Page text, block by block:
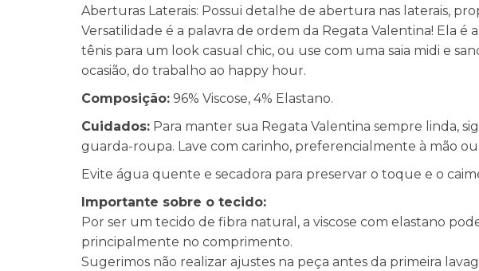
Aberturas Laterais: Possui detalhe de abertura nas laterais,
Versatilidade é a palavra de ordem da Regata Valentina! Ela
tênis para um look casual chic, ou use com uma saia midi e
ocasião, do trabalho ao happy hour.
Composição: 96% Viscose, 4% Elastano.
Cuidados: Para manter sua Regata Valentina sempre linda,
guarda-roupa. Lave com carinho, preferencialmente à mão
Evite água quente e secadora para preservar o toque e o
Importante sobre o tecido:
Por ser um tecido de fibra natural, a viscose com elastano
principalmente no comprimento.
Sugerimos não realizar ajustes na peça antes da primeira